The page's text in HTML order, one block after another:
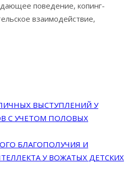
поведение, копинг-
взаимодействие,
ВЫСТУПЛЕНИЙ У
С УЧЕТОМ ПОЛОВЫХ
БЛАГОПОЛУЧИЯ И
У ВОЖАТЫХ ДЕТСКИХ